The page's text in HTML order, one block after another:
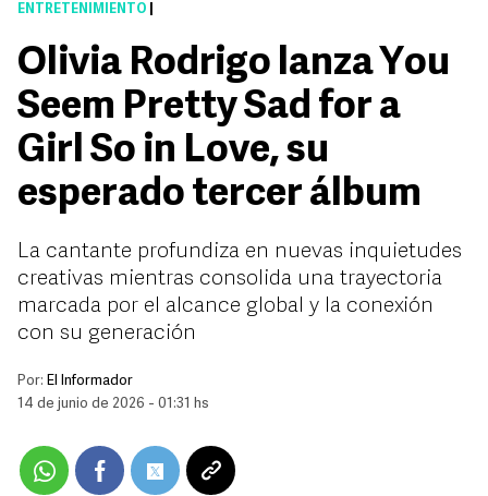
ENTRETENIMIENTO
Olivia Rodrigo lanza You
Seem Pretty Sad for a
Girl So in Love, su
esperado tercer álbum
La cantante profundiza en nuevas inquietudes
creativas mientras consolida una trayectoria
marcada por el alcance global y la conexión
con su generación
Por: El Informador
14 de junio de 2026 - 01:31 hs